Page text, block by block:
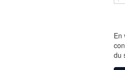
En
du